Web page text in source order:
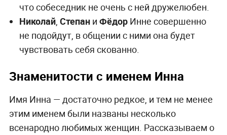
что собеседник не очень с ней дружелюбен.
Николай, Степани Фёдор­Инне совершенно
не подойдут, в общении с ними она будет
чувствовать себя скованно.
Знаменитости с именем Инна
Имя Инна — достаточно редкое, и тем не менее
этим именем были названы несколько
всенародно любимых женщин. Рассказываем о